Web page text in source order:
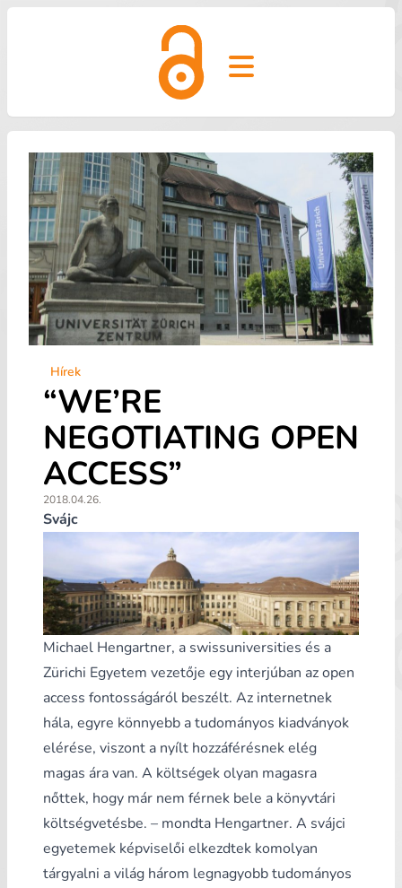
Open main menu
Hírek
“WE’RE
NEGOTIATING OPEN
ACCESS”
2018.04.26.
Svájc
Michael Hengartner, a swissuniversities és a
Zürichi Egyetem vezetője egy interjúban az open
access fontosságáról beszélt. Az internetnek
hála, egyre könnyebb a tudományos kiadványok
elérése, viszont a nyílt hozzáférésnek elég
magas ára van. A költségek olyan magasra
nőttek, hogy már nem férnek bele a könyvtári
költségvetésbe. – mondta Hengartner. A svájci
egyetemek képviselői elkezdtek komolyan
tárgyalni a világ három legnagyobb tudományos